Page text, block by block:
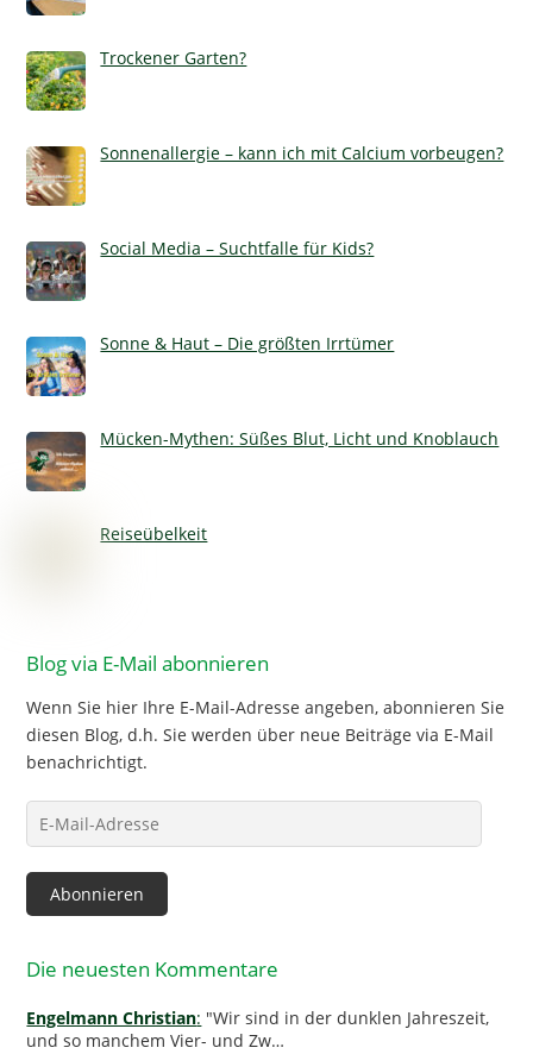
Trockener Garten?
Sonnenallergie – kann ich mit Calcium vorbeugen?
Social Media – Suchtfalle für Kids?
Sonne & Haut – Die größten Irrtümer
Mücken-Mythen: Süßes Blut, Licht und Knoblauch
Reiseübelkeit
Blog via E-Mail abonnieren
Wenn Sie hier Ihre E-Mail-Adresse angeben, abonnieren Sie
diesen Blog, d.h. Sie werden über neue Beiträge via E-Mail
benachrichtigt.
Mail-
Adresse
Abonnieren
Die neuesten Kommentare
Engelmann Christian: "Wir sind in der dunklen Jahreszeit,
und so manchem Vier- und Zw…